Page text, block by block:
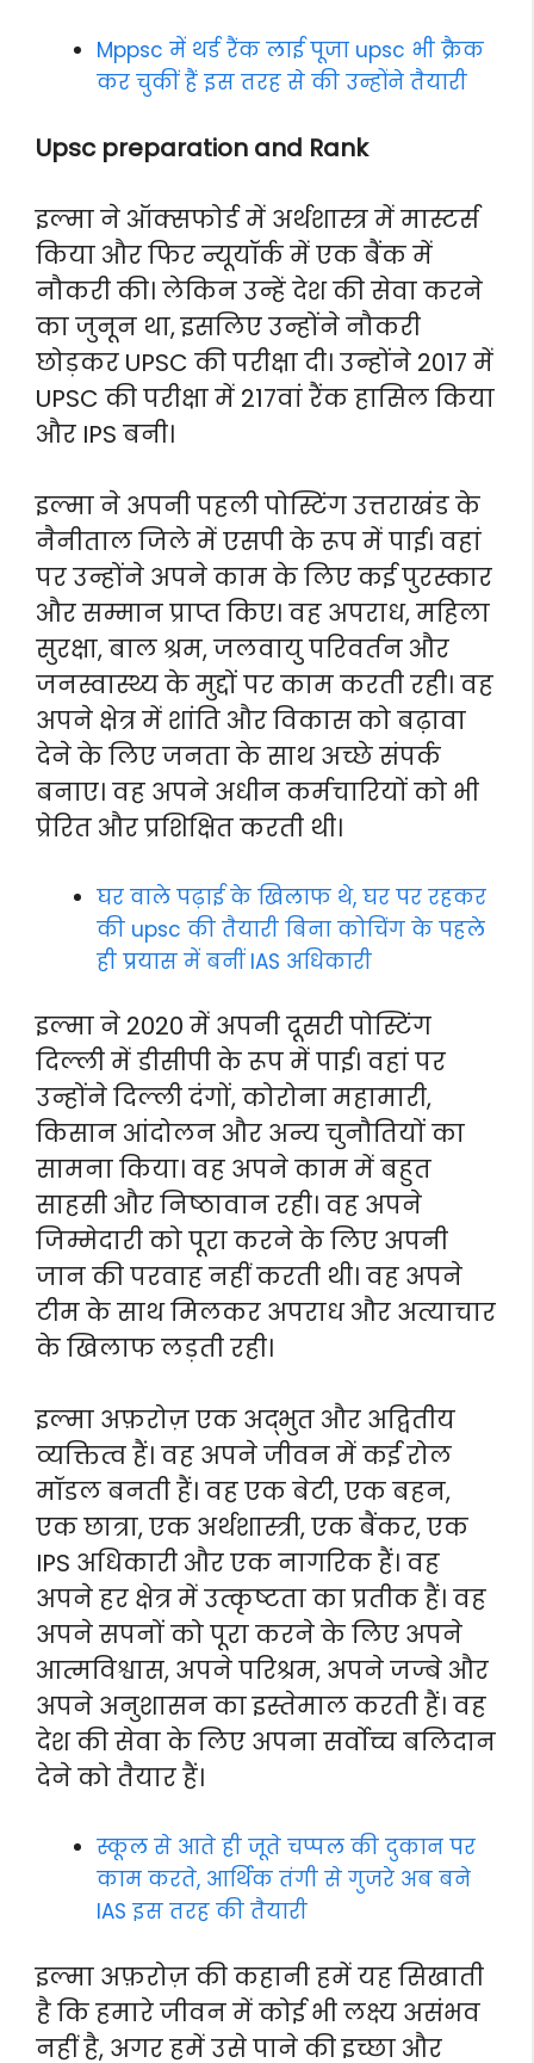
Mppsc में थर्ड रैंक लाई पूजा upsc भी क्रैक
कर चुकीं हैं इस तरह से की उन्होंने तैयारी
Upsc preparation and Rank
इल्मा ने ऑक्सफोर्ड में अर्थशास्त्र में मास्टर्स
किया और फिर न्यूयॉर्क में एक बैंक में
नौकरी की। लेकिन उन्हें देश की सेवा करने
का जुनून था, इसलिए उन्होंने नौकरी
छोड़कर UPSC की परीक्षा दी। उन्होंने 2017 में
UPSC की परीक्षा में 217वां रैंक हासिल किया
और IPS बनी।
इल्मा ने अपनी पहली पोस्टिंग उत्तराखंड के
नैनीताल जिले में एसपी के रूप में पाई। वहां
पर उन्होंने अपने काम के लिए कई पुरस्कार
और सम्मान प्राप्त किए। वह अपराध, महिला
सुरक्षा, बाल श्रम, जलवायु परिवर्तन और
जनस्वास्थ्य के मुद्दों पर काम करती रही। वह
अपने क्षेत्र में शांति और विकास को बढ़ावा
देने के लिए जनता के साथ अच्छे संपर्क
बनाए। वह अपने अधीन कर्मचारियों को भी
प्रेरित और प्रशिक्षित करती थी।
घर वाले पढ़ाई के खिलाफ थे, घर पर रहकर
की upsc की तैयारी बिना कोचिंग के पहले
ही प्रयास में बनीं IAS अधिकारी
इल्मा ने 2020 में अपनी दूसरी पोस्टिंग
दिल्ली में डीसीपी के रूप में पाई। वहां पर
उन्होंने दिल्ली दंगों, कोरोना महामारी,
किसान आंदोलन और अन्य चुनौतियों का
सामना किया। वह अपने काम में बहुत
साहसी और निष्ठावान रही। वह अपने
जिम्मेदारी को पूरा करने के लिए अपनी
जान की परवाह नहीं करती थी। वह अपने
टीम के साथ मिलकर अपराध और अत्याचार
के खिलाफ लड़ती रही।
इल्मा अफ़रोज़ एक अद्भुत और अद्वितीय
व्यक्तित्व हैं। वह अपने जीवन में कई रोल
मॉडल बनती हैं। वह एक बेटी, एक बहन,
एक छात्रा, एक अर्थशास्त्री, एक बैंकर, एक
IPS अधिकारी और एक नागरिक हैं। वह
अपने हर क्षेत्र में उत्कृष्टता का प्रतीक हैं। वह
अपने सपनों को पूरा करने के लिए अपने
आत्मविश्वास, अपने परिश्रम, अपने जज्बे और
अपने अनुशासन का इस्तेमाल करती हैं। वह
देश की सेवा के लिए अपना सर्वोच्च बलिदान
देने को तैयार हैं।
स्कूल से आते ही जूते चप्पल की दुकान पर
काम करते, आर्थिक तंगी से गुजरे अब बने
IAS इस तरह की तैयारी
इल्मा अफ़रोज़ की कहानी हमें यह सिखाती
है कि हमारे जीवन में कोई भी लक्ष्य असंभव
नहीं है, अगर हमें उसे पाने की इच्छा और